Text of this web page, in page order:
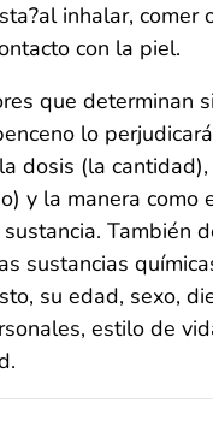
inhalar, comer
con la piel.
que determinan
lo
dosis (la
y la manera como
También
sustancias
su edad, sexo,
estilo de